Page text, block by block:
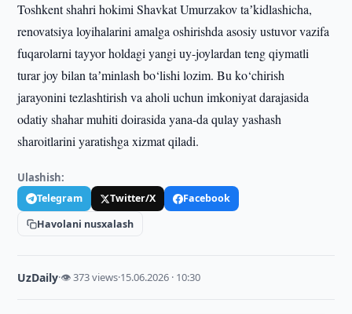
Toshkent shahri hokimi Shavkat Umurzakov taʼkidlashicha,
renovatsiya loyihalarini amalga oshirishda asosiy ustuvor vazifa
fuqarolarni tayyor holdagi yangi uy-joylardan teng qiymatli
turar joy bilan taʼminlash bo‘lishi lozim. Bu ko‘chirish
jarayonini tezlashtirish va aholi uchun imkoniyat darajasida
odatiy shahar muhiti doirasida yana-da qulay yashash
sharoitlarini yaratishga xizmat qiladi.
Ulashish:
Telegram Twitter/X
Facebook
Havolani nusxalash
UzDaily·👁 373 views·15.06.2026 · 10:30